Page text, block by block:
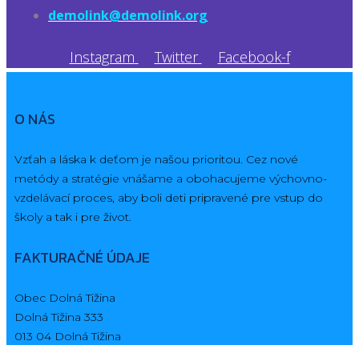
demolink@demolink.org
Instagram Twitter Facebook-f
O NÁS
Vzťah a láska k deťom je našou prioritou. Cez nové
metódy a stratégie vnášame a obohacujeme výchovno-
vzdelávací proces, aby boli deti pripravené pre vstup do
školy a tak i pre život.
FAKTURAČNÉ ÚDAJE
Obec Dolná Tižina
Dolná Tižina 333
013 04 Dolná Tižina